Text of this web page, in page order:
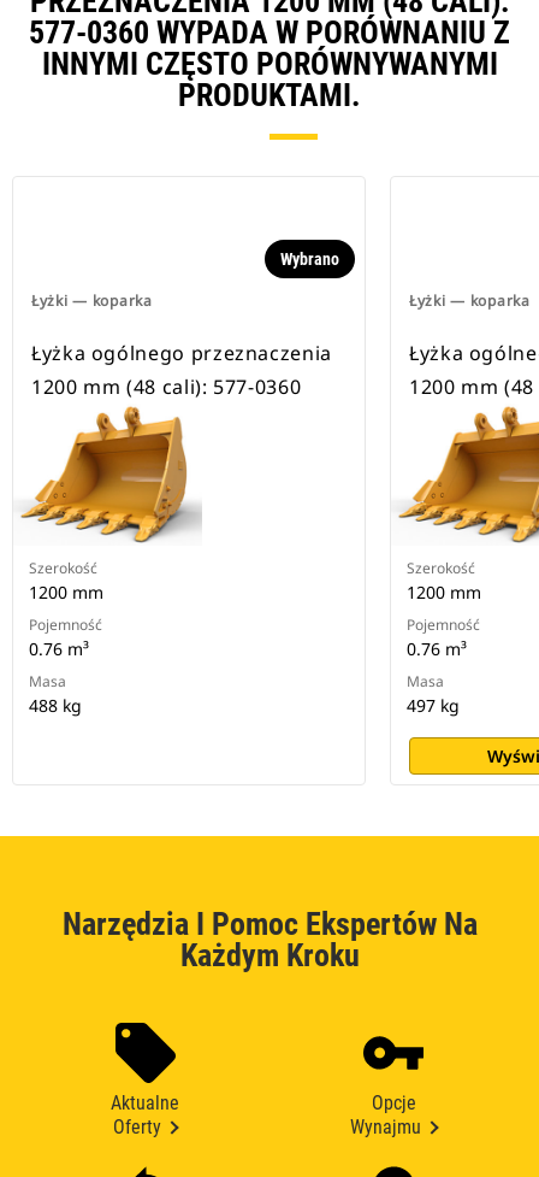
577-0360 WYPADA W PORÓWNANIU Z
INNYMI CZĘSTO PORÓWNYWANYMI
PRODUKTAMI.
Łyżki — koparka
Wybrano
Łyżka ogólnego przeznaczenia
1200 mm (48 cali): 577-0360
Szerokość
1200 mm
Pojemność
0.76 m³
Masa
488 kg
Łyżki — koparka
Łyżka
1200 mm
Szerokość
1200 mm
Pojemność
0.76 m³
Masa
497 kg
Narzędzia I Pomoc Ekspertów Na
Każdym Kroku
Aktualne
Oferty
Opcje
Wynajmu